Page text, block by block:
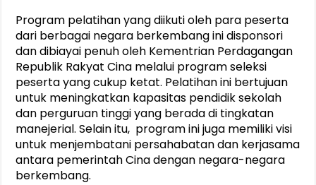
Program pelatihan yang diikuti oleh para peserta
dari berbagai negara berkembang ini disponsori
dan dibiayai penuh oleh Kementrian Perdagangan
Republik Rakyat Cina melalui program seleksi
peserta yang cukup ketat. Pelatihan ini bertujuan
untuk meningkatkan kapasitas pendidik sekolah
dan perguruan tinggi yang berada di tingkatan
manejerial. Selain itu, program ini juga memiliki visi
untuk menjembatani persahabatan dan kerjasama
antara pemerintah Cina dengan negara-negara
berkembang.